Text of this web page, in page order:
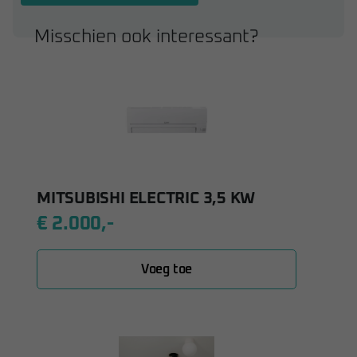
Misschien ook interessant?
MITSUBISHI ELECTRIC 3,5 KW
€ 2.000,-
Voeg toe